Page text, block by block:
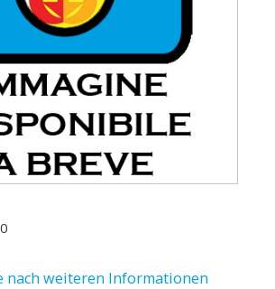
0
nach weiteren Informationen